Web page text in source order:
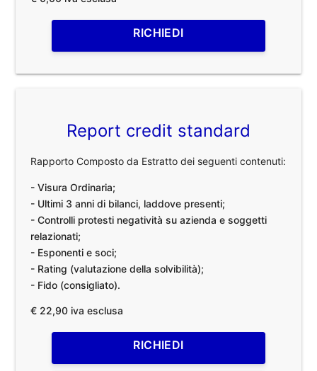
RICHIEDI
Report credit standard
Rapporto Composto da Estratto dei seguenti contenuti:
- Visura Ordinaria;
- Ultimi 3 anni di bilanci, laddove presenti;
- Controlli protesti negatività su azienda e soggetti
relazionati;
- Esponenti e soci;
- Rating (valutazione della solvibilità);
- Fido (consigliato).
€ 22,90 iva esclusa
RICHIEDI